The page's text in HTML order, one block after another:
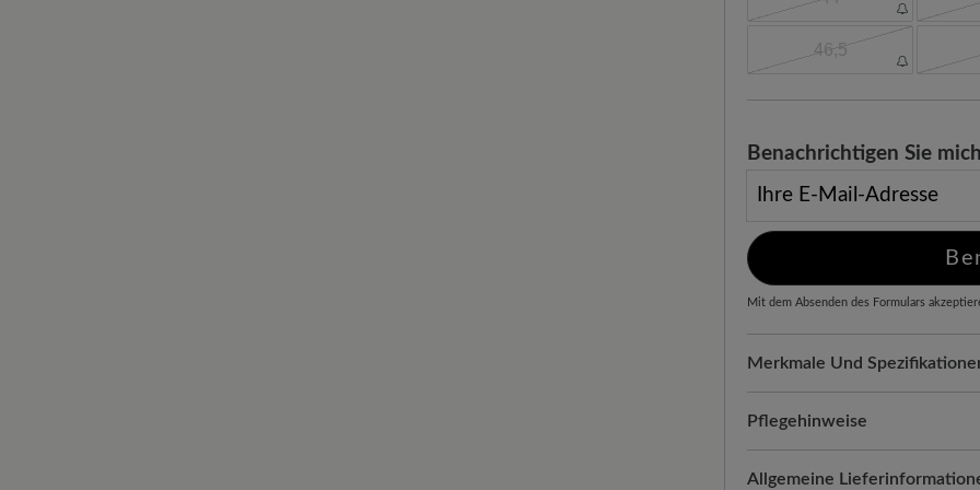
46,5
Benachrichtigen Sie
Mit dem Absenden des Formulars
Merkmale Und
Freeyourfeet!Die perfekte
Schuhe, handgefertigt
Leichtigkeit von Textil. Diese
Pflegehinweise
Allgemeine